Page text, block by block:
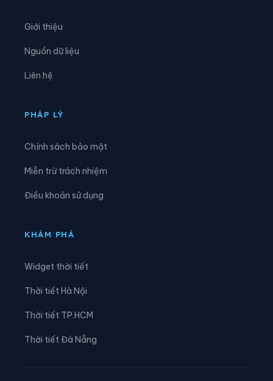
Xã Tam Kim
Xã Vinh Quý
Giới thiệu
Nguồn dữ liệu
Liên hệ
PHÁP LÝ
Chính sách bảo mật
Miễn trừ trách nhiệm
Điều khoản sử dụng
KHÁM PHÁ
Widget thời tiết
Thời tiết Hà Nội
Thời tiết TP.HCM
Thời tiết Đà Nẵng